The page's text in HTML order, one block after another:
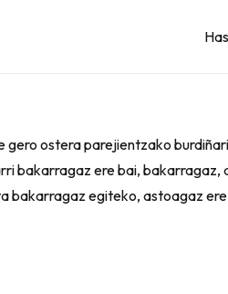
ostera parejientzako
bakarragaz ere bai,
bakarragaz egiteko, astoagaz